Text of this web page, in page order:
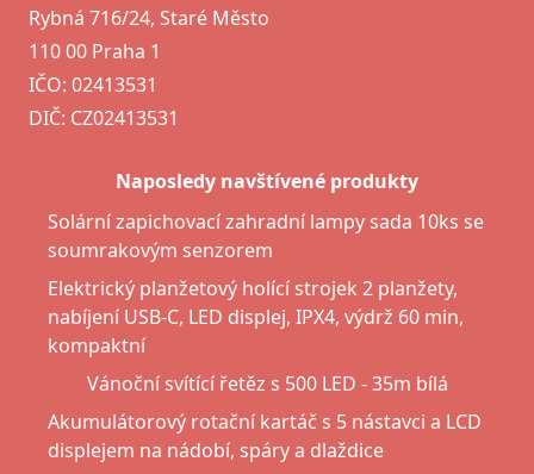
Rybná 716/24, Staré Město
110 00 Praha 1
IČO: 02413531
DIČ: CZ02413531
Naposledy navštívené produkty
Solární zapichovací zahradní lampy sada 10ks se
soumrakovým senzorem
Elektrický planžetový holící strojek 2 planžety,
nabíjení USB-C, LED displej, IPX4, výdrž 60 min,
kompaktní
Vánoční svítící řetěz s 500 LED - 35m bílá
Akumulátorový rotační kartáč s 5 nástavci a LCD
displejem na nádobí, spáry a dlaždice